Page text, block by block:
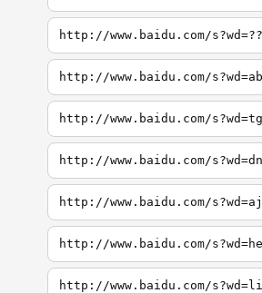
http://www.baidu.com/s?wd=??
http://www.baidu.com/s?wd=ab
http://www.baidu.com/s?wd=tg
http://www.baidu.com/s?wd=dn
http://www.baidu.com/s?wd=aj
http://www.baidu.com/
http://www.baidu.com/